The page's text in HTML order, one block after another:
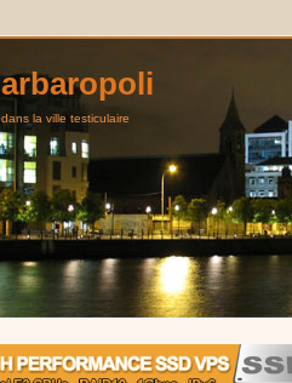
la ville testiculaire